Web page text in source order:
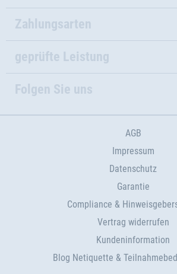
Zahlungsarten
geprüfte Leistung
Folgen Sie uns
AGB
Impressum
Datenschutz
Garantie
Compliance &
Vertrag widerrufen
Kundeninformation
Blog Netiquette &